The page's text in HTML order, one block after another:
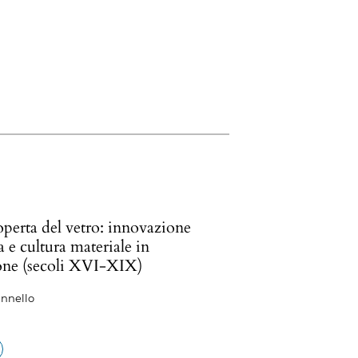
del vetro: innovazione
e cultura materiale in
(secoli XVI-XIX)